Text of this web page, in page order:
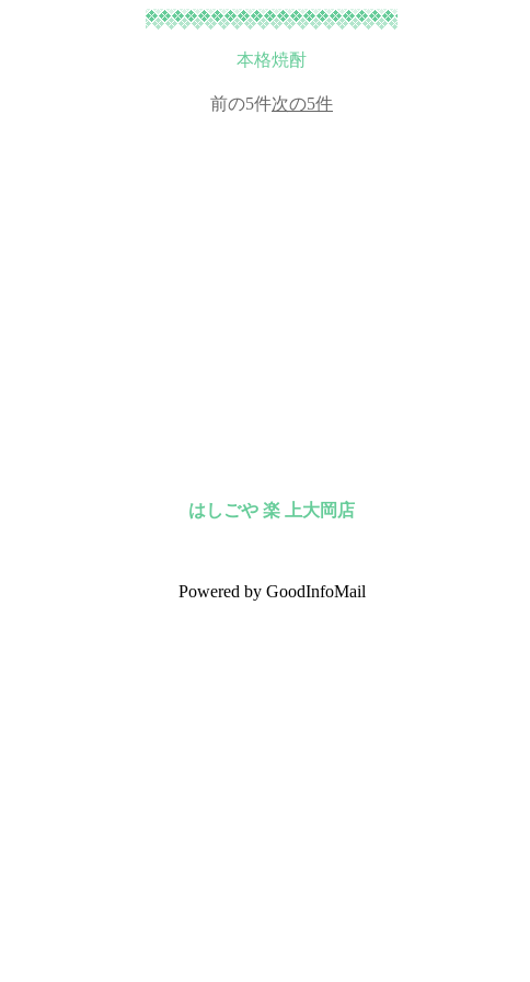
本格焼酎
前の5件次の5件
はしごや 楽 上大岡店
Powered by GoodInfoMail